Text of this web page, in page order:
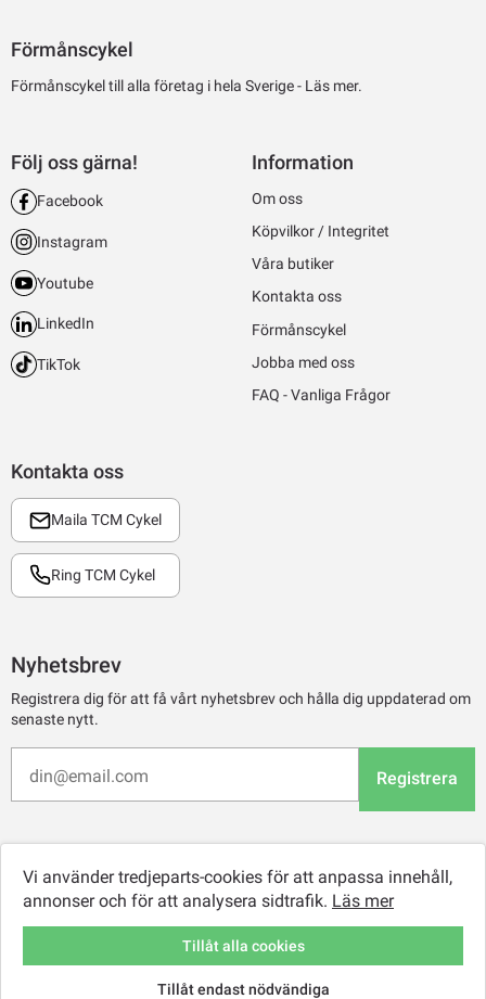
Förmånscykel
Förmånscykel till alla företag i hela Sverige - Läs mer.
Kontakta oss
Maila TCM Cykel
Ring TCM Cykel
Följ oss gärna!
Facebook
Instagram
Youtube
LinkedIn
TikTok
Information
Om oss
Köpvilkor / Integritet
Våra butiker
Kontakta oss
Förmånscykel
Jobba med oss
FAQ - Vanliga Frågor
Nyhetsbrev
Registrera dig för att få vårt nyhetsbrev och hålla dig uppdaterad om
senaste nytt.
Registrera
© 2026 TCM Online Retail AB
Vi använder tredjeparts-cookies för att anpassa innehåll,
annonser och för att analysera sidtrafik. Läs mer
Tillåt endast nödvändiga
Tillåt alla cookies